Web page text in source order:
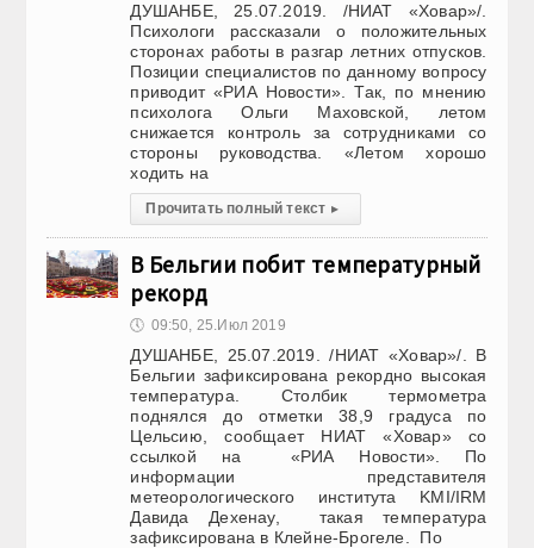
ДУШАНБЕ, 25.07.2019. /НИАТ «Ховар»/.
Психологи рассказали о положительных
сторонах работы в разгар летних отпусков.
Позиции специалистов по данному вопросу
приводит «РИА Новости». Так, по мнению
психолога Ольги Маховской, летом
снижается контроль за сотрудниками со
стороны руководства. «Летом хорошо
ходить на
Прочитать полный текст ▸
В Бельгии побит температурный
рекорд
🕔 09:50, 25.Июл 2019
ДУШАНБЕ, 25.07.2019. /НИАТ «Ховар»/. В
Бельгии зафиксирована рекордно высокая
температура. Столбик термометра
поднялся до отметки 38,9 градуса по
Цельсию, сообщает НИАТ «Ховар» со
ссылкой на «РИА Новости». По
информации представителя
метеорологического института KMI/IRM
Давида Дехенау, такая температура
зафиксирована в Клейне-Брогеле. По